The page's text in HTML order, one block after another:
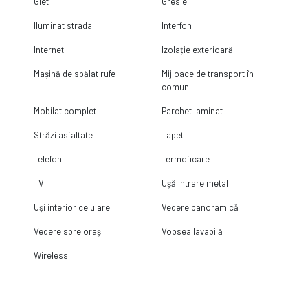
Iluminat stradal Interfon
Internet Izolație exterioară
Mașină de spălat rufe
Mijloace de transport în
comun
Mobilat complet Parchet laminat
Străzi asfaltate Tapet
Telefon Termoficare
TV Ușă intrare metal
Uși interior celulare Vedere panoramică
Vedere spre oraș Vopsea lavabilă
Wireless